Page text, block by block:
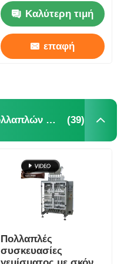
Καλύτερη τιμή
επαφή
Μηχανή συσκευασίας πολλαπλών λωρίδων (39)
Πολλαπλές
συσκευασίες